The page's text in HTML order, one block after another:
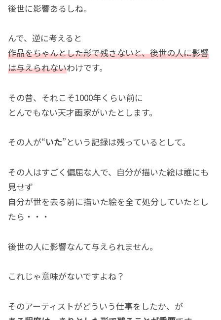
後世に影響あるしね。
んで、逆に考えると
作品をちゃんとした形で残さないと、後世の人に影響
は与えられないわけです。
その昔、それこそ1000年くらい前に
とんでもない天才画家がいたとします。
その人が“いた”という記録は残っているとして。
その人はすごく偏屈な人で、自分が描いた絵は誰にも
見せず
自分が世を去る前に描いた絵を全て処分していたとし
たら・・・
後世の人に影響なんて与えられません。
これじゃ意味がないですよね？
そのアーティストがどういう仕事をしたか、が